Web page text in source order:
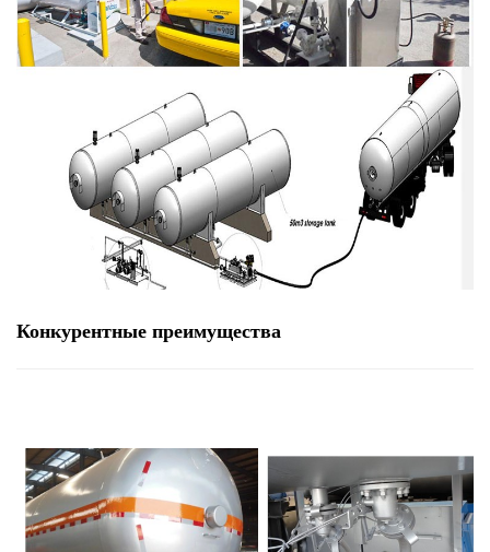
Конкурентные преимущества